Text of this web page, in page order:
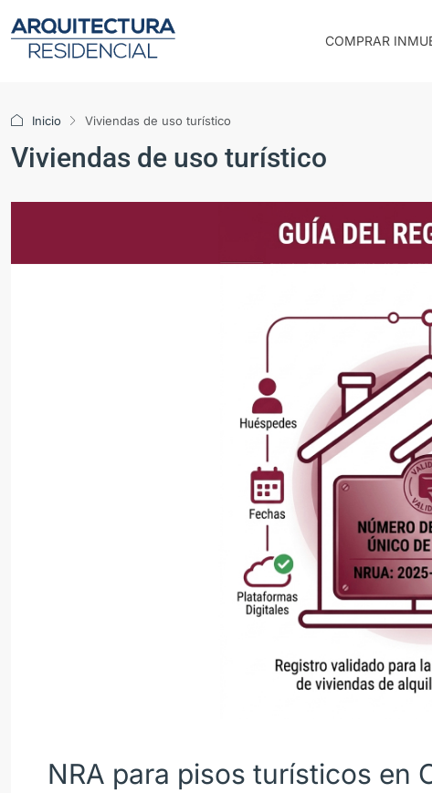
COMPRAR
Inicio Viviendas de uso turístico
Viviendas de uso turístico
NRA para pisos turísticos en